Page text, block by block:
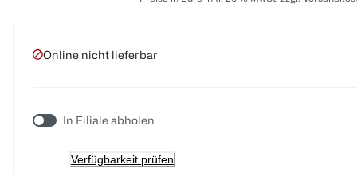
Online nicht lieferbar
In Filiale abholen
Verfügbarkeit prüfen